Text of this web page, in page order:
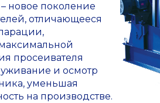
– новое поколение
отличающееся
просеивателя
и осмотр
уменьшая
на производстве.